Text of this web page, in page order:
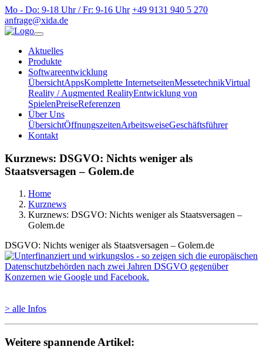
Mo - Do: 9-18 Uhr / Fr: 9-16 Uhr +49 9131 940 5 270
anfrage@xida.de
Aktuelles
Produkte
Softwareentwicklung
ÜbersichtAppsKomplette InternetseitenMessetechnikVirtual
Reality / Augmented RealityEntwicklung von
SpielenPreiseReferenzen
Über Uns
ÜbersichtÖffnungszeitenArbeitsweiseGeschäftsführer
Kontakt
Kurznews: DSGVO: Nichts weniger als
Staatsversagen – Golem.de
Home
Kurznews
Kurznews: DSGVO: Nichts weniger als Staatsversagen –
Golem.de
DSGVO: Nichts weniger als Staatsversagen – Golem.de
> alle Infos
Weitere spannende Artikel: